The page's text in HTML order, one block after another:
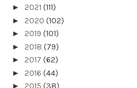
► 2021 (111)
► 2020 (102)
► 2019 (101)
► 2018 (79)
► 2017 (62)
► 2016 (44)
►